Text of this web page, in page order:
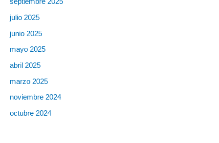
septiembre 2025
julio 2025
junio 2025
mayo 2025
abril 2025
marzo 2025
noviembre 2024
octubre 2024